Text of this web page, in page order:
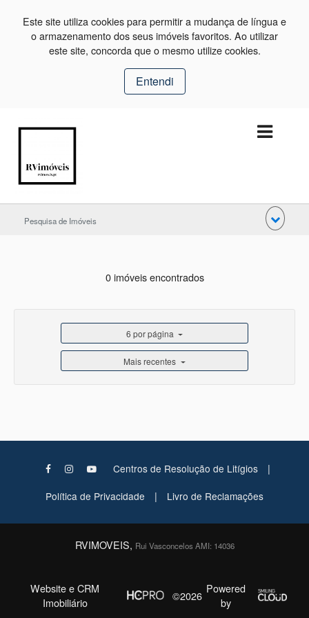
Este site utiliza cookies para permitir a mudança de língua e
o armazenamento dos seus imóveis favoritos. Ao utilizar
este site, concorda que o mesmo utilize cookies.
Entendi
Pesquisa de Imóveis
0 imóveis encontrados
6 por página
Mais recentes
Centros de Resolução de Litígios |
Política de Privacidade | Livro de Reclamações
RVIMOVEIS, Rui Vasconcelos AMI: 14036
Website e CRM
Imobiliário
©2026 Powered
by